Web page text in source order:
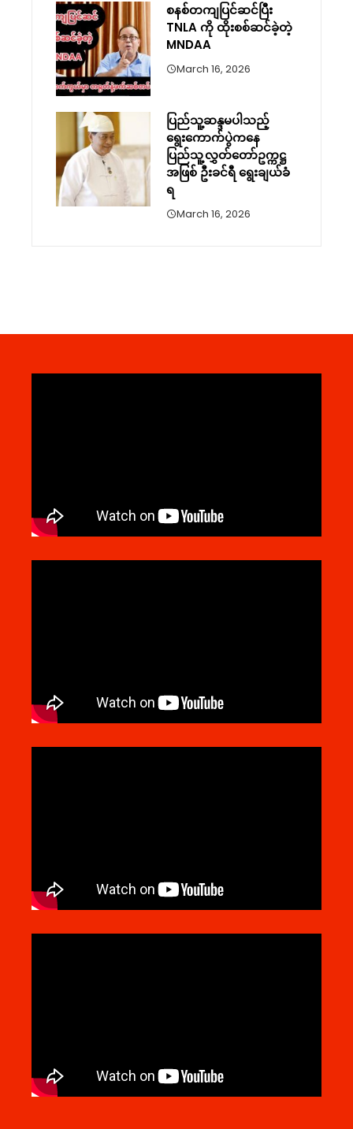
စနစ်တကျပြင်ဆင်ပြီး
TNLA ကို ထိုးစစ်ဆင်ခဲ့တဲ့
MNDAA
March 16, 2026
ပြည်သူ့ဆန္ဒမပါသည့်
ရွေးကောက်ပွဲကနေ
ပြည်သူ့လွှတ်တော်ဥက္ကဋ္ဌ
အဖြစ် ဦးခင်ရီ ရွေးချယ်ခံ
ရ
March 16, 2026